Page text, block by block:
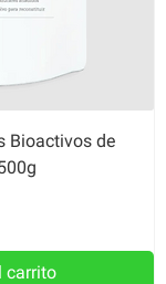
Bioactivos de
carrito